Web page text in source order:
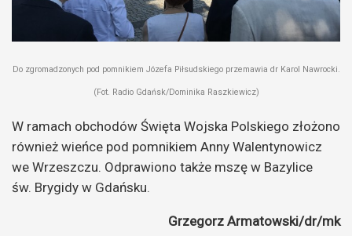
Do zgromadzonych pod pomnikiem Józefa Piłsudskiego przemawia dr Karol Nawrocki.
(Fot. Radio Gdańsk/Dominika Raszkiewicz)
W ramach obchodów Święta Wojska Polskiego złożono
również wieńce pod pomnikiem Anny Walentynowicz
we Wrzeszczu. Odprawiono także mszę w Bazylice
św. Brygidy w Gdańsku.
Grzegorz Armatowski/dr/mk